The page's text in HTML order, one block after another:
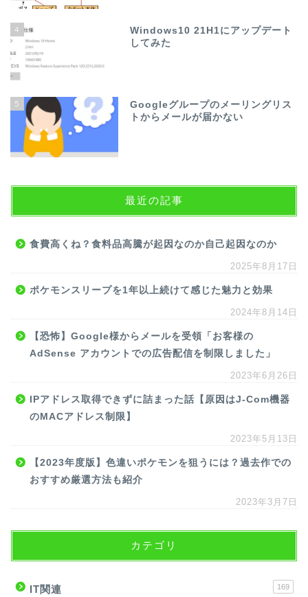
4
Windows10 21H1にアップデート
してみた
5
Googleグループのメーリングリス
トからメールが届かない
最近の記事
食費高くね？食料品高騰が起因なのか自己起因なのか
2025年8月17日
ポケモンスリープを1年以上続けて感じた魅力と効果
2024年8月14日
【恐怖】Google様からメールを受領「お客様の
AdSense アカウントでの広告配信を制限しました」
2023年6月26日
IPアドレス取得できずに詰まった話【原因はJ-Com機器
のMACアドレス制限】
2023年5月13日
【2023年度版】色違いポケモンを狙うには？過去作での
おすすめ厳選方法も紹介
2023年3月7日
カテゴリ
IT関連 169